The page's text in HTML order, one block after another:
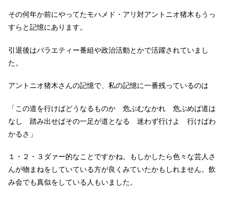
その何年か前にやってたモハメド・アリ対アントニオ猪木もうっ
すらと記憶にあります。
引退後はバラエティー番組や政治活動とかで活躍されていまし
た。
アントニオ猪木さんの記憶で、私の記憶に一番残っているのは
「この道を行けばどうなるものか 危ぶむなかれ 危ぶめば道は
なし 踏み出せばその一足が道となる 迷わず行けよ 行けばわ
かるさ」
１・２・３ダァー的なことですかね。もしかしたら色々な芸人さ
んが物まねをしていている方が良くみていたかもしれません。飲
み会でも真似をしている人もいました。